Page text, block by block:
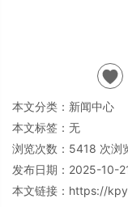
本文分类： 新闻中心
本文标签：无
浏览次数： 5418 次浏
发布日期：2025-10-
本文链接： https://